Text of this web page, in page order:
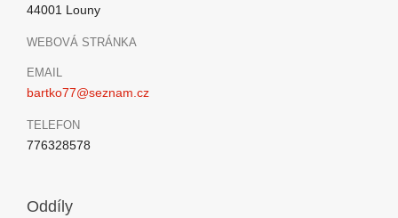
44001 Louny
WEBOVÁ STRÁNKA
EMAIL
bartko77@seznam.cz
TELEFON
776328578
Oddíly